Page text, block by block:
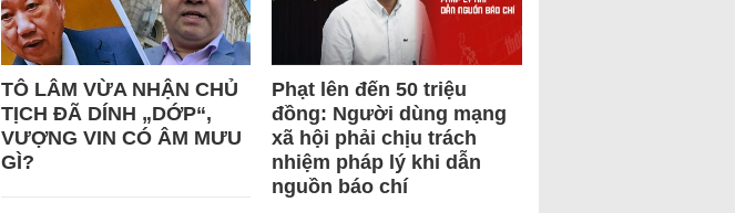
TÔ LÂM VỪA NHẬN CHỦ
TỊCH ĐÃ DÍNH „DỚP“,
VƯỢNG VIN CÓ ÂM MƯU
GÌ?
Phạt lên đến 50 triệu
đồng: Người dùng mạng
xã hội phải chịu trách
nhiệm pháp lý khi dẫn
nguồn báo chí